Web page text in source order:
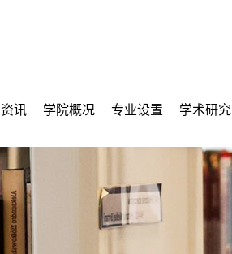
讯 学院概况 专业设置 学术研究